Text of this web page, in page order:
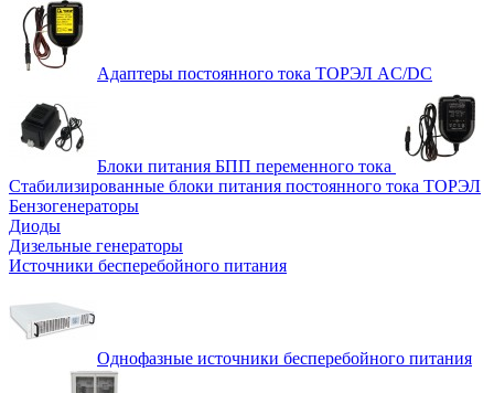
Адаптеры постоянного тока ТОРЭЛ AC/DC
Блоки питания БПП переменного тока
Стабилизированные блоки питания постоянного тока ТОРЭЛ
Бензогенераторы
Диоды
Дизельные генераторы
Источники бесперебойного питания
Однофазные источники бесперебойного питания